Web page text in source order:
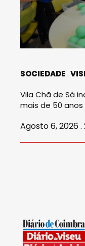
SOCIEDADE
Vila Chã de Sá
mais de 50
Agosto 6, 2026 .